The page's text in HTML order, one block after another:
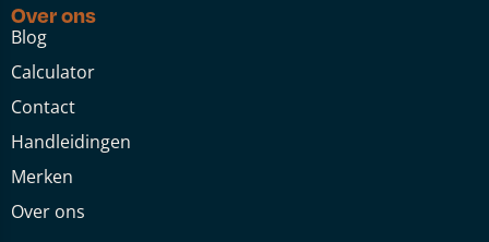
Over ons
Blog
Calculator
Contact
Handleidingen
Merken
Over ons